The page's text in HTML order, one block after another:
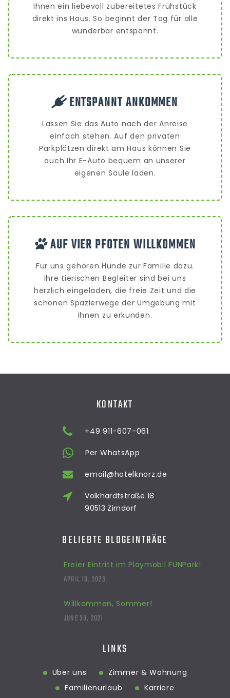
Ihnen ein liebevoll zubereitetes Frühstück
direkt ins Haus. So beginnt der Tag für alle
wunderbar entspannt.
ENTSPANNT ANKOMMEN
Lassen Sie das Auto nach der Anreise
einfach stehen. Auf den privaten
Parkplätzen direkt am Haus können Sie
auch Ihr E-Auto bequem an unserer
eigenen Säule laden.
AUF VIER PFOTEN WILLKOMMEN
Für uns gehören Hunde zur Familie dazu.
Ihre tierischen Begleiter sind bei uns
herzlich eingeladen, die freie Zeit und die
schönen Spazierwege der Umgebung mit
Ihnen zu erkunden.
KONTAKT
+49 911-607-061
Per WhatsApp
email@hotelknorz.de
Volkhardtstraße 18
90513 Zirndorf
BELIEBTE BLOGEINTRÄGE
Freier Eintritt im Playmobil FUNPark!
APRIL 19, 2023
Willkommen, Sommer!
JUNE 30, 2021
LINKS
Über uns
Zimmer & Wohnung
Familienurlaub
Karriere